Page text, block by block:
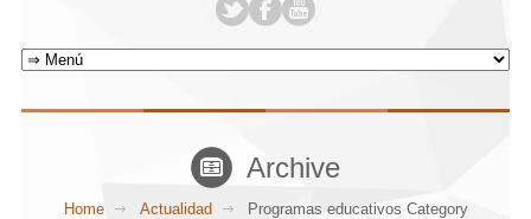
Archive
Home Actualidad Programas educativos Category